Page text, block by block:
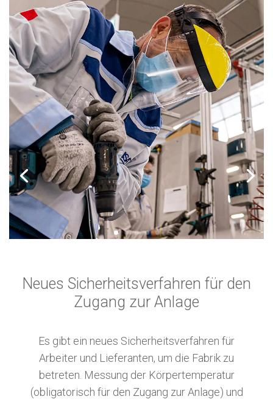
Neues Sicherheitsverfahren für den
Zugang zur Anlage
Es gibt ein neues Sicherheitsverfahren für
Arbeiter und Lieferanten, um die Fabrik zu
betreten. Messung der Körpertemperatur
(obligatorisch für den Zugang zur Anlage) und